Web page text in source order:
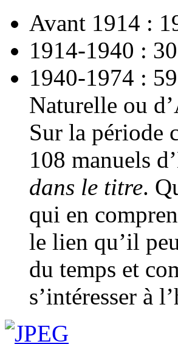
Avant 1914 :
1914-1940 :
1940-1974 :
Naturelle ou
Sur la période
108 manuels
dans le titre.
qui en
le lien qu’il
du temps et
s’intéresser à